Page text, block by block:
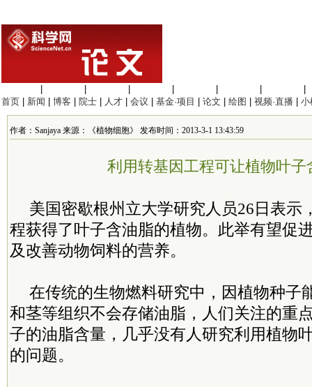
首页
新闻 博客 院士 人才 会议 基金·项目 论文 绘图 视频·直播 小
作者：Sanjaya 来源：《植物细胞》 发布时间：2013-3-1 13:43:59
利用转基因工程可让植物叶子
美国密歇根州立大学研究人员26日表示
程获得了叶子含油脂的植物。此举有望促
及改善动物饲料的营养。
在传统的生物燃料研究中，因植物种子
和茎等组织不会存储油脂，人们关注的重
子的油脂含量，几乎没有人研究利用植物
的问题。